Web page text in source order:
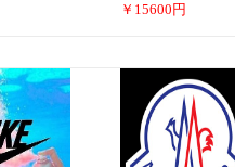
￥ 15600 円